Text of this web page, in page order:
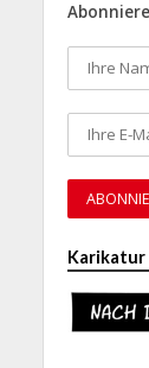
Karikatur